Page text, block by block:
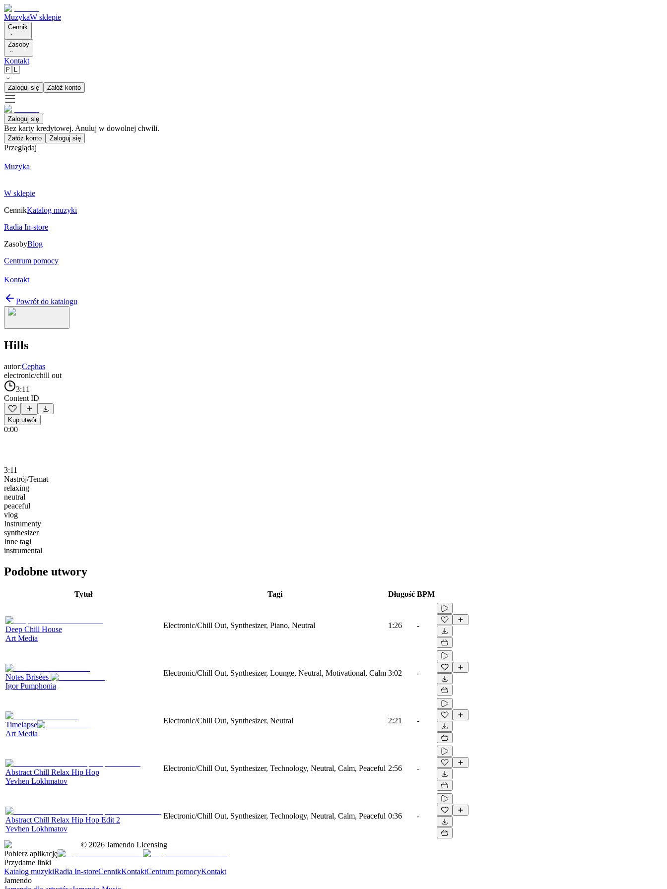
MuzykaW sklepie
Cennik
Zasoby
Kontakt
🇵🇱
Zaloguj się Załóż konto
Zaloguj się
Bez karty kredytowej. Anuluj w dowolnej chwili.
Załóż konto Zaloguj się
Przeglądaj
Muzyka
W sklepie
CennikKatalog muzyki
Radia In-store
ZasobyBlog
Centrum pomocy
Kontakt
Powrót do katalogu
Hills
autor:Cephas
electronic/chill out
3:11
Content ID
Kup utwór
0:00
3:11
Nastrój/Temat
relaxing
neutral
peaceful
vlog
Instrumenty
synthesizer
Inne tagi
instrumental
Podobne utwory
Tytuł Tagi Długość BPM
Deep Chill House
Art Media
Electronic/Chill Out, Synthesizer, Piano, Neutral 1:26 -
Notes Brisées
Igor Pumphonia
Electronic/Chill Out, Synthesizer, Lounge, Neutral, Motivational, Calm 3:02 -
Timelapse
Art Media
Electronic/Chill Out, Synthesizer, Neutral 2:21 -
Abstract Chill Relax Hip Hop
Yevhen Lokhmatov
Electronic/Chill Out, Synthesizer, Technology, Neutral, Calm, Peaceful 2:56 -
Abstract Chill Relax Hip Hop Edit 2
Yevhen Lokhmatov
Electronic/Chill Out, Synthesizer, Technology, Neutral, Calm, Peaceful 0:36 -
© 2026 Jamendo Licensing
Pobierz aplikację
Przydatne linki
Katalog muzykiRadia In-storeCennikKontaktCentrum pomocyKontakt
Jamendo